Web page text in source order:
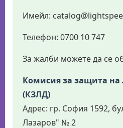
Имейл:
Телефон: 0700 10 747
За жалби можете да се
Комисия за защита
(КЗЛД)
Адрес: гр. София 1592,
Лазаров" № 2